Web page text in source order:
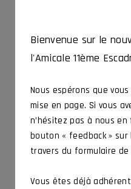
responsable de différentes
l’Amicale depuis 2005
Les présidents
Jean FRANCOIS
Bienvenue sur le
l'Amicale 11ème
Nous espérons que
mise en page. Si vous
n’hésitez pas à nous
bouton « feedback »
travers du formulaire de
Vous êtes déjà